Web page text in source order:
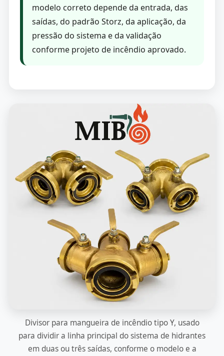
modelo correto depende da entrada, das
saídas, do padrão Storz, da aplicação, da
pressão do sistema e da validação
conforme projeto de incêndio aprovado.
Divisor para mangueira de incêndio tipo Y, usado
para dividir a linha principal do sistema de hidrantes
em duas ou três saídas, conforme o modelo e a